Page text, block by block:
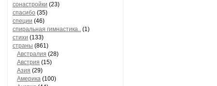
сонастройки (23)
спасибо (35)
специи (46)
спиральная гимнастика.. (1)
стихи (133)
страны (861)
Австралия (28)
Австрия (15)
Азия (29)
Америка (100)